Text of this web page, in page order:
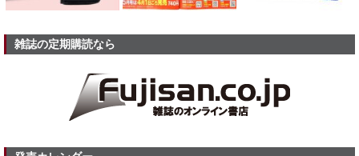
雑誌の定期購読なら